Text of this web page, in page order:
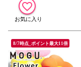
8/7時点_ポイント最大11倍